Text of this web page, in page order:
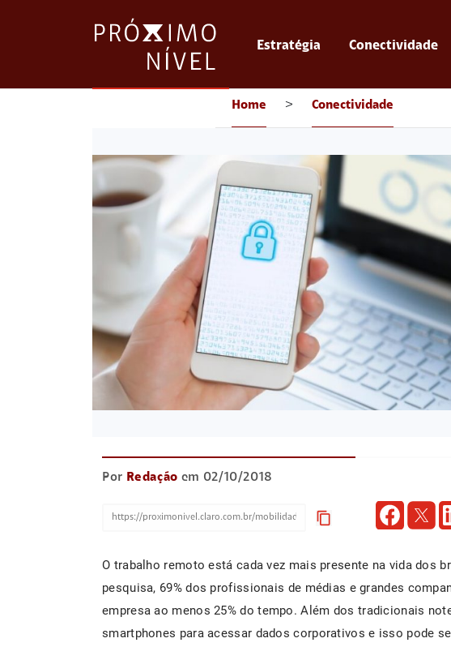
Estratégia Conectividade
Home > Conectividade
Por Redação em 02/10/2018
content_copy
O trabalho remoto está cada vez mais presente na vida dos
pesquisa, 69% dos profissionais de médias e grandes
empresa ao menos 25% do tempo. Além dos tradicionais
smartphones para acessar dados corporativos e isso pode